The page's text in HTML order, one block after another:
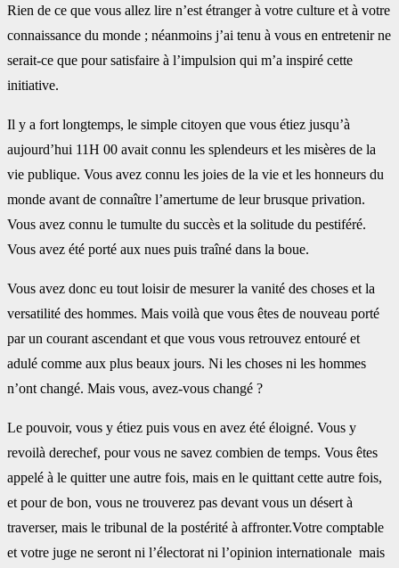
Rien de ce que vous allez lire n’est étranger à votre culture et à votre
connaissance du monde ; néanmoins j’ai tenu à vous en entretenir ne
serait-ce que pour satisfaire à l’impulsion qui m’a inspiré cette
initiative.
Il y a fort longtemps, le simple citoyen que vous étiez jusqu’à
aujourd’hui 11H 00 avait connu les splendeurs et les misères de la
vie publique. Vous avez connu les joies de la vie et les honneurs du
monde avant de connaître l’amertume de leur brusque privation.
Vous avez connu le tumulte du succès et la solitude du pestiféré.
Vous avez été porté aux nues puis traîné dans la boue.
Vous avez donc eu tout loisir de mesurer la vanité des choses et la
versatilité des hommes. Mais voilà que vous êtes de nouveau porté
par un courant ascendant et que vous vous retrouvez entouré et
adulé comme aux plus beaux jours. Ni les choses ni les hommes
n’ont changé. Mais vous, avez-vous changé ?
Le pouvoir, vous y étiez puis vous en avez été éloigné. Vous y
revoilà derechef, pour vous ne savez combien de temps. Vous êtes
appelé à le quitter une autre fois, mais en le quittant cette autre fois,
et pour de bon, vous ne trouverez pas devant vous un désert à
traverser, mais le tribunal de la postérité à affronter.Votre comptable
et votre juge ne seront ni l’électorat ni l’opinion internationale mais